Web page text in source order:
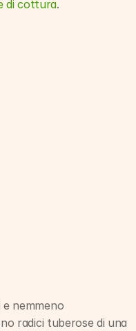
di cottura.
nemmeno
radici tuberose di una